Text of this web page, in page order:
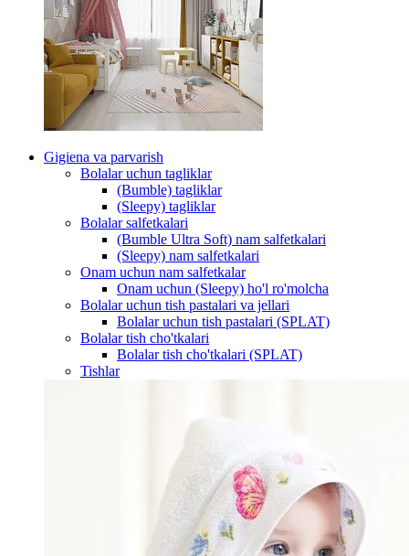
Gigiena va parvarish
Bolalar uchun tagliklar
(Bumble) tagliklar
(Sleepy) tagliklar
Bolalar salfetkalari
(Bumble Ultra Soft) nam salfetkalari
(Sleepy) nam salfetkalari
Onam uchun nam salfetkalar
Onam uchun (Sleepy) ho'l ro'molcha
Bolalar uchun tish pastalari va jellari
Bolalar uchun tish pastalari (SPLAT)
Bolalar tish cho'tkalari
Bolalar tish cho'tkalari (SPLAT)
Tishlar